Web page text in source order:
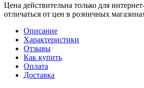
Цена действительна только для
отличаться от цен в розничных
Описание
Характеристики
Отзывы
Как купить
Оплата
Доставка